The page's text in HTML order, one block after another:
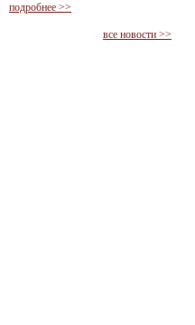
подробнее >>
все новости >>